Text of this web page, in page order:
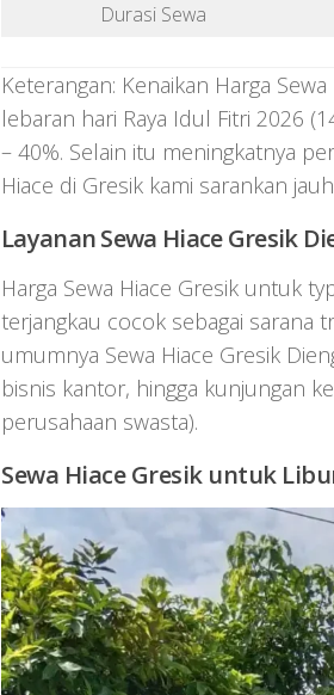
Durasi Sewa
Keterangan: Kenaikan Harga
lebaran hari Raya Idul Fitri 2026
– 40%. Selain itu meningkatnya
Hiace di Gresik kami sarankan
Layanan Sewa Hiace Gresik
Harga Sewa Hiace Gresik untuk
terjangkau cocok sebagai sarana
umumnya Sewa Hiace Gresik
bisnis kantor, hingga kunjungan
perusahaan swasta).
Sewa Hiace Gresik untuk